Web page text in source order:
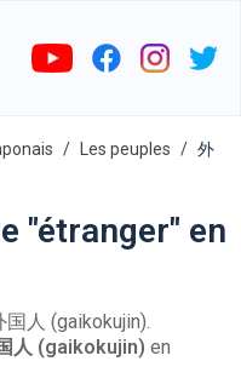
Les peuples
外
"étranger" en
人 (gaikokujin).
人 (gaikokujin) en